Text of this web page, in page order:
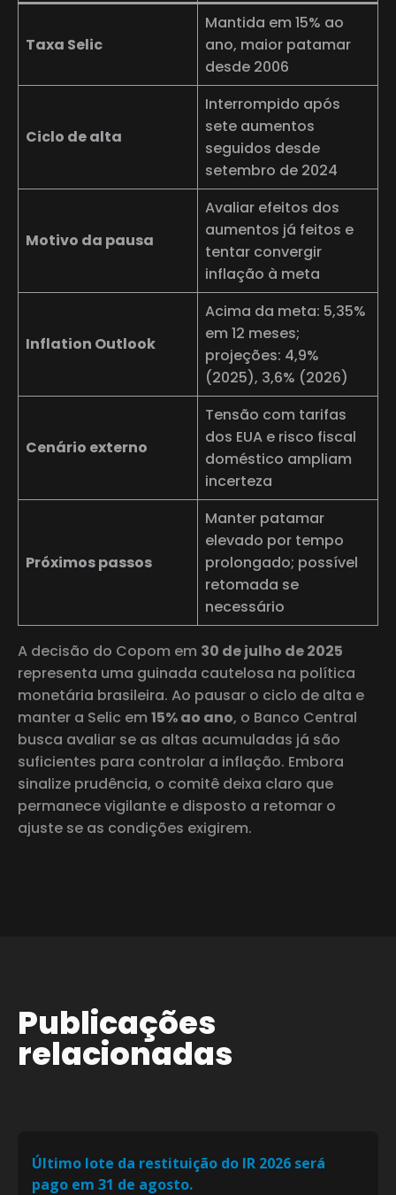
Taxa Selic
Mantida em 15% ao
ano, maior patamar
desde 2006
Ciclo de alta
Interrompido após
sete aumentos
seguidos desde
setembro de 2024
Motivo da pausa
Avaliar efeitos dos
aumentos já feitos e
tentar convergir
inflação à meta
Inflation Outlook
Acima da meta: 5,35%
em 12 meses;
projeções: 4,9%
(2025), 3,6% (2026)
Cenário externo
Tensão com tarifas
dos EUA e risco fiscal
doméstico ampliam
incerteza
Próximos passos
Manter patamar
elevado por tempo
prolongado; possível
retomada se
necessário
A decisão do Copom em 30 de julho de 2025
representa uma guinada cautelosa na política
monetária brasileira. Ao pausar o ciclo de alta e
manter a Selic em 15% ao ano, o Banco Central
busca avaliar se as altas acumuladas já são
suficientes para controlar a inflação. Embora
sinalize prudência, o comitê deixa claro que
permanece vigilante e disposto a retomar o
ajuste se as condições exigirem.
Publicações
relacionadas
Último lote da restituição do IR 2026 será
pago em 31 de agosto.